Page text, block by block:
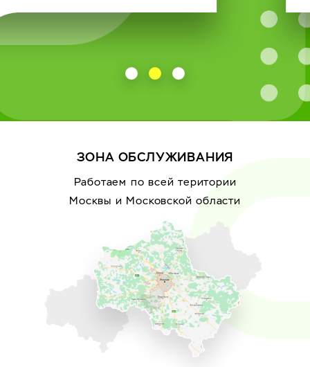
ЗОНА ОБСЛУЖИВАНИЯ
Работаем по всей територии
Москвы и Московской области